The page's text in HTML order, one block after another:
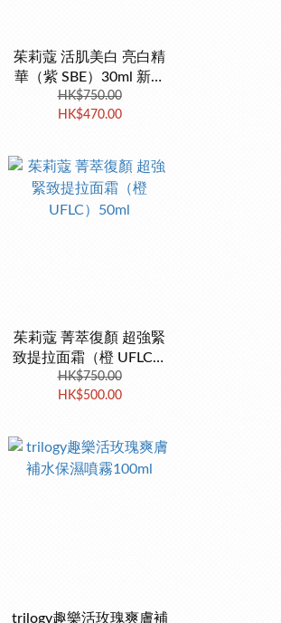
茱莉蔻 活肌美白 亮白精
華（紫 SBE）30ml 新包
裝
HK$750.00
HK$470.00
茱莉蔻 菁萃復顏 超強緊
致提拉面霜（橙 UFLC）
50ml
HK$750.00
HK$500.00
trilogy趣樂活玫瑰爽膚補